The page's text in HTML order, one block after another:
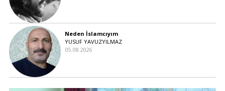
Neden İslamcıyım
YUSUF YAVUZYILMAZ
05.08.2026